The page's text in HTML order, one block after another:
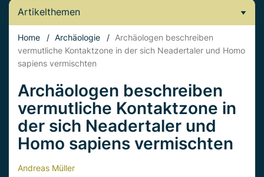
Artikelthemen
Home / Archäologie / Archäologen beschreiben
vermutliche Kontaktzone in der sich Neadertaler und Homo
sapiens vermischten
Archäologen beschreiben
vermutliche Kontaktzone in
der sich Neadertaler und
Homo sapiens vermischten
Andreas Müller